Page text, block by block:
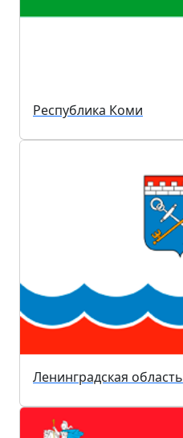
Республика Коми
Ленинградская область